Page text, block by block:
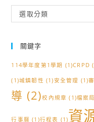
類
選取分類
關鍵字
114學年度第1學期 (1)CRPD
(1)城鎮韌性 (1)安全管理 (1)
導 (2)校內規章 (1)檔案局
行事曆 (1)行程表 (1)資